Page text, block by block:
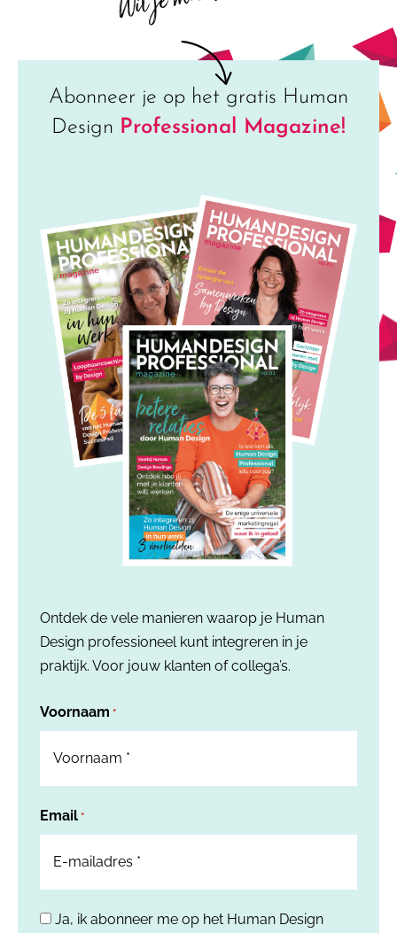
Abonneer je op het gratis Human
Design Professional Magazine!
Ontdek de vele manieren waarop je Human
Design professioneel kunt integreren in je
praktijk. Voor jouw klanten of collega’s.
Voornaam *
Email *
Ja, ik abonneer me op het Human Design